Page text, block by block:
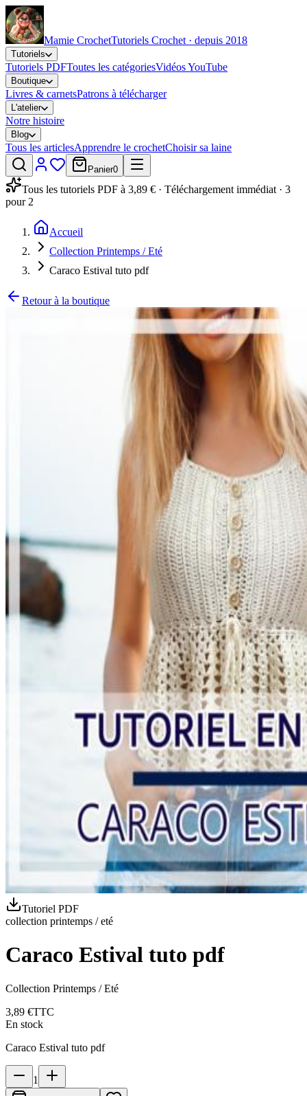
Mamie CrochetTutoriels Crochet · depuis 2018
Tutoriels
Tutoriels PDFToutes les catégoriesVidéos YouTube
Boutique
Livres & carnetsPatrons à télécharger
L'atelier
Notre histoire
Blog
Tous les articlesApprendre le crochetChoisir sa laine
Panier0
Tous les tutoriels PDF à 3,89 € · Téléchargement immédiat · 3
pour 2
Accueil
Collection Printemps / Eté
Caraco Estival tuto pdf
Retour à la boutique
Tutoriel PDF
collection printemps / eté
Caraco Estival tuto pdf
Collection Printemps / Eté
3,89 €TTC
En stock
Caraco Estival tuto pdf
1